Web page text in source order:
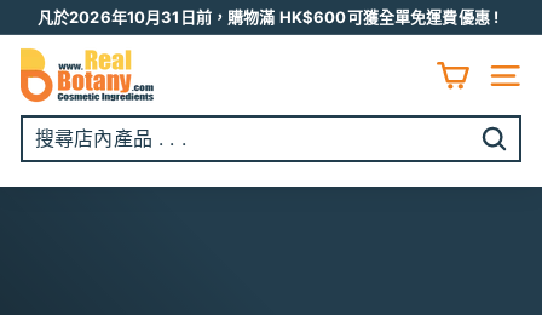
至
凡於2026年10月31日前，購物滿 HK$600可獲全單免運費優惠 !
R
E
A
L
B
網頁
開
始